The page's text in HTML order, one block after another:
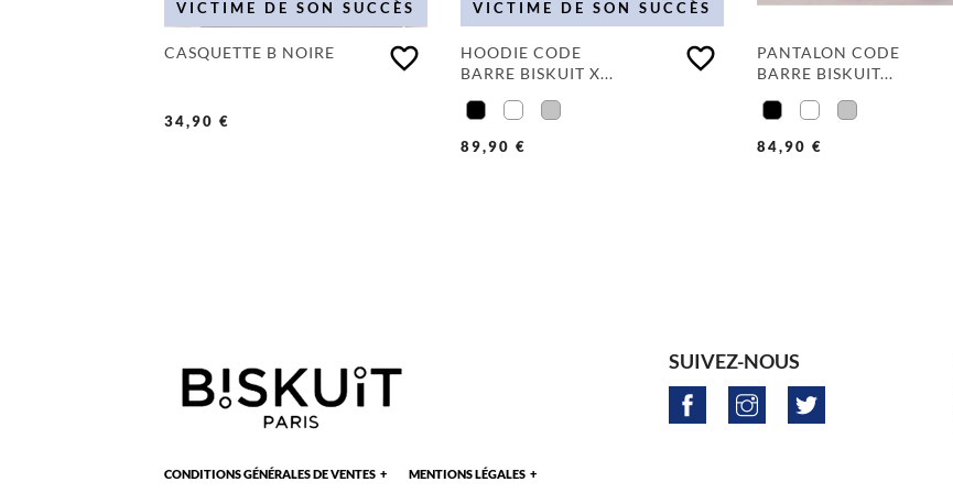
VICTIME DE SON SUCCÈS
CASQUETTE B NOIRE
34,90 €
favorite_border
VICTIME DE SON SUCCÈS
HOODIE CODE
BARRE BISKUIT X...
89,90 €
favorite_border
PANTALON CODE
BARRE BISKUIT...
84,90 €
CONDITIONS GÉNÉRALES DE VENTES MENTIONS LÉGALES
SUIVEZ-NOUS